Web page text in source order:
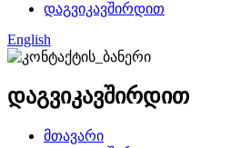
დაგვიკავშირდით
English
დაგვიკავშირდით
მთავარი